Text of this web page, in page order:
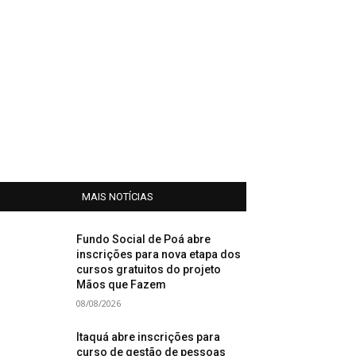
MAIS NOTÍCIAS
Fundo Social de Poá abre
inscrições para nova etapa dos
cursos gratuitos do projeto
Mãos que Fazem
08/08/2026
Itaquá abre inscrições para
curso de gestão de pessoas